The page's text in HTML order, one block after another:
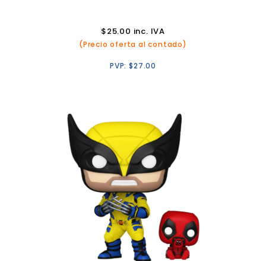
$25.00 inc. IVA
(Precio oferta al contado)
PVP:$27.00